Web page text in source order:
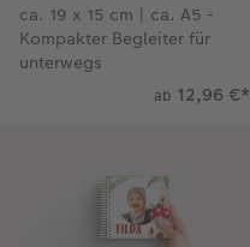
ca. 19 x 15 cm | ca. A5 -
Kompakter Begleiter für
unterwegs
ab 12,96 €*